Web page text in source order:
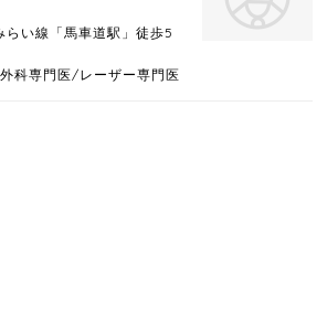
らい線「馬車道駅」徒歩5
科専門医/レーザー専門医